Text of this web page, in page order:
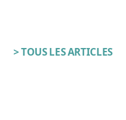
> TOUS LES ARTICLES